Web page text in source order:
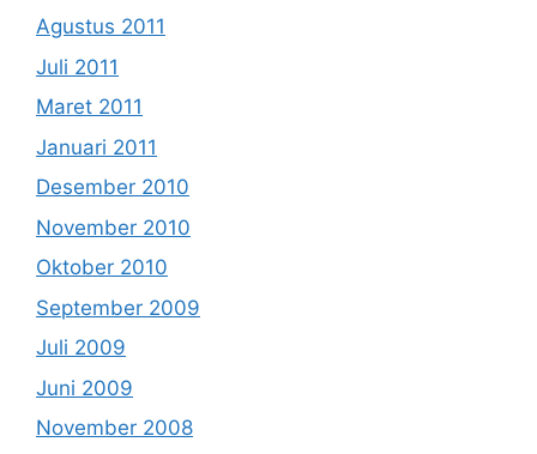
Agustus 2011
Juli 2011
Maret 2011
Januari 2011
Desember 2010
November 2010
Oktober 2010
September 2009
Juli 2009
Juni 2009
November 2008